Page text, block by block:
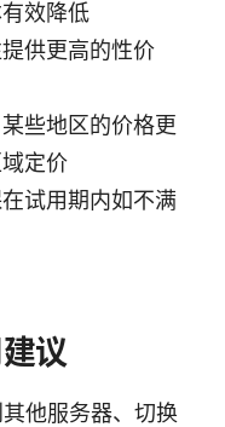
效降低
供更高的性价
些地区的价格更
定价
试用期内如不满
议
他服务器、切换